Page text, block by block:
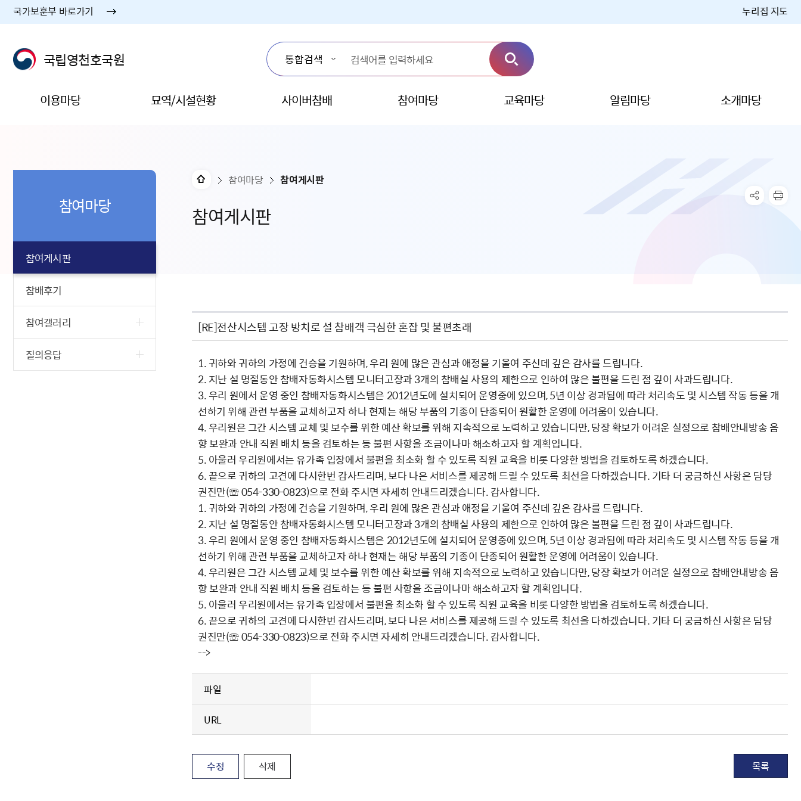
국가보훈부 바로가기 누리집 지도
국립영천호국원
이용마당 묘역/시설현황 사이버참배 참여마당 교육마당 알림마당 소개마당
참여게시판
참여마당 참여게시판
참여마당
참여게시판
참배후기
참여갤러리
질의응답
[RE]전산시스템 고장 방치로 설 참배객 극심한 혼잡 및 불편초래
1. 귀하와 귀하의 가정에 건승을 기원하며, 우리 원에 많은 관심과 애정을 기울여 주신데 깊은 감사를 드립니다.
2. 지난 설 명절동안 참배자동화시스템 모니터고장과 3개의 참배실 사용의 제한으로 인하여 많은 불편을 드린 점 깊이 사과드립니다.
3. 우리 원에서 운영 중인 참배자동화시스템은 2012년도에 설치되어 운영중에 있으며, 5년 이상 경과됨에 따라 처리속도 및 시스템 작동 등을 개
선하기 위해 관련 부품을 교체하고자 하나 현재는 해당 부품의 기종이 단종되어 원활한 운영에 어려움이 있습니다.
4. 우리원은 그간 시스템 교체 및 보수를 위한 예산 확보를 위해 지속적으로 노력하고 있습니다만, 당장 확보가 어려운 실정으로 참배안내방송 음
향 보완과 안내 직원 배치 등을 검토하는 등 불편 사항을 조금이나마 해소하고자 할 계획입니다.
5. 아울러 우리원에서는 유가족 입장에서 불편을 최소화 할 수 있도록 직원 교육을 비롯 다양한 방법을 검토하도록 하겠습니다.
6. 끝으로 귀하의 고견에 다시한번 감사드리며, 보다 나은 서비스를 제공해 드릴 수 있도록 최선을 다하겠습니다. 기타 더 궁금하신 사항은 담당
권진만(☏ 054-330-0823)으로 전화 주시면 자세히 안내드리겠습니다. 감사합니다.
1. 귀하와 귀하의 가정에 건승을 기원하며, 우리 원에 많은 관심과 애정을 기울여 주신데 깊은 감사를 드립니다.
2. 지난 설 명절동안 참배자동화시스템 모니터고장과 3개의 참배실 사용의 제한으로 인하여 많은 불편을 드린 점 깊이 사과드립니다.
3. 우리 원에서 운영 중인 참배자동화시스템은 2012년도에 설치되어 운영중에 있으며, 5년 이상 경과됨에 따라 처리속도 및 시스템 작동 등을 개
선하기 위해 관련 부품을 교체하고자 하나 현재는 해당 부품의 기종이 단종되어 원활한 운영에 어려움이 있습니다.
4. 우리원은 그간 시스템 교체 및 보수를 위한 예산 확보를 위해 지속적으로 노력하고 있습니다만, 당장 확보가 어려운 실정으로 참배안내방송 음
향 보완과 안내 직원 배치 등을 검토하는 등 불편 사항을 조금이나마 해소하고자 할 계획입니다.
5. 아울러 우리원에서는 유가족 입장에서 불편을 최소화 할 수 있도록 직원 교육을 비롯 다양한 방법을 검토하도록 하겠습니다.
6. 끝으로 귀하의 고견에 다시한번 감사드리며, 보다 나은 서비스를 제공해 드릴 수 있도록 최선을 다하겠습니다. 기타 더 궁금하신 사항은 담당
권진만(☏ 054-330-0823)으로 전화 주시면 자세히 안내드리겠습니다. 감사합니다.
-->
파일
URL
수정 삭제 목록